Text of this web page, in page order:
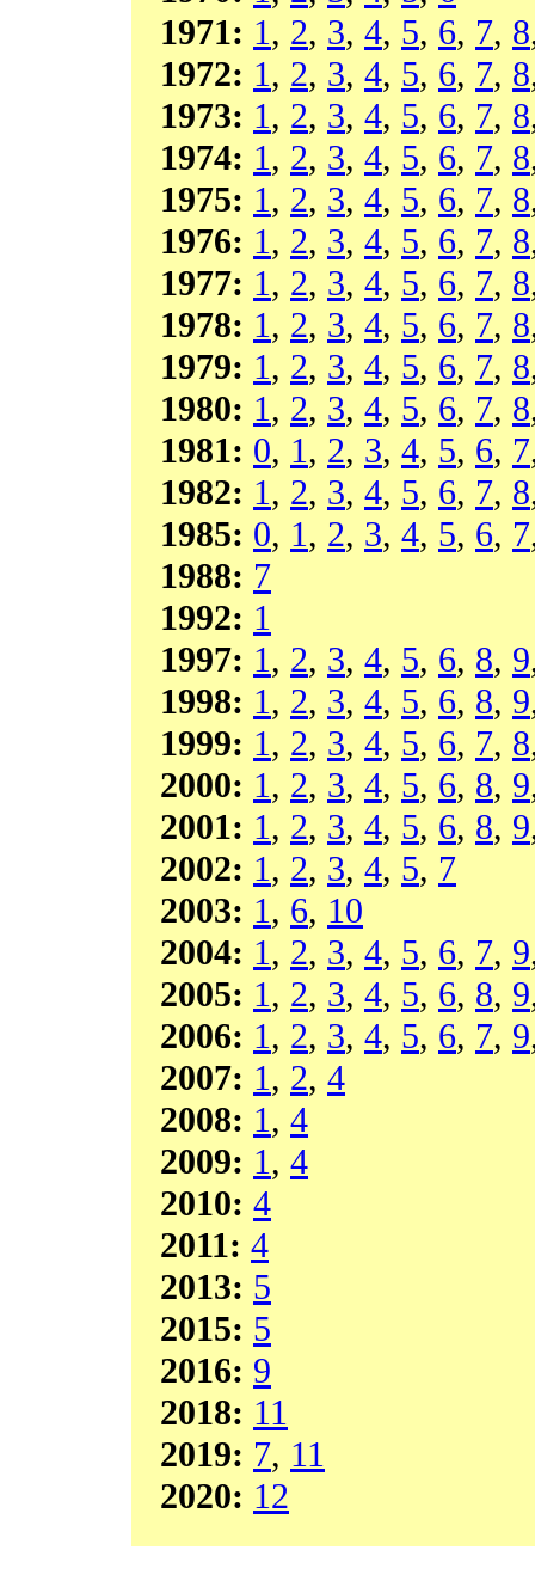
1971: 1, 2, 3, 4, 5, 6, 7, 8
1972: 1, 2, 3, 4, 5, 6, 7, 8
1973: 1, 2, 3, 4, 5, 6, 7, 8
1974: 1, 2, 3, 4, 5, 6, 7, 8
1975: 1, 2, 3, 4, 5, 6, 7, 8
1976: 1, 2, 3, 4, 5, 6, 7, 8
1977: 1, 2, 3, 4, 5, 6, 7, 8
1978: 1, 2, 3, 4, 5, 6, 7, 8
1979: 1, 2, 3, 4, 5, 6, 7, 8
1980: 1, 2, 3, 4, 5, 6, 7, 8
1981: 0, 1, 2, 3, 4, 5, 6, 7
1982: 1, 2, 3, 4, 5, 6, 7, 8
1985: 0, 1, 2, 3, 4, 5, 6, 7
1988: 7
1992: 1
1997: 1, 2, 3, 4, 5, 6, 8, 9
1998: 1, 2, 3, 4, 5, 6, 8, 9
1999: 1, 2, 3, 4, 5, 6, 7, 8
2000: 1, 2, 3, 4, 5, 6, 8, 9
2001: 1, 2, 3, 4, 5, 6, 8, 9
2002: 1, 2, 3, 4, 5, 7
2003: 1, 6, 10
2004: 1, 2, 3, 4, 5, 6, 7, 9
2005: 1, 2, 3, 4, 5, 6, 8, 9
2006: 1, 2, 3, 4, 5, 6, 7, 9
2007: 1, 2, 4
2008: 1, 4
2009: 1, 4
2010: 4
2011: 4
2013: 5
2015: 5
2016: 9
2018: 11
2019: 7, 11
2020: 12